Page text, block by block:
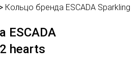
> Кольцо бренда ESCADA Sparkling
ESCADA
hearts